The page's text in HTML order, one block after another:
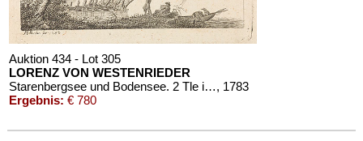
Auktion 434 - Lot 305
LORENZ VON WESTENRIEDER
Starenbergsee und Bodensee. 2 Tle in 1 Bd. 1783-84, 1783
Ergebnis: € 780